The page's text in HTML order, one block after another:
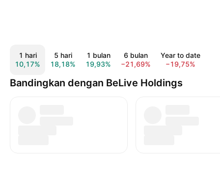
1 hari
10,17%
5 hari
18,18%
1 bulan
19,93%
6 bulan
−21,69%
Year to date
−19,75%
Bandingkan dengan BeLive Holdings